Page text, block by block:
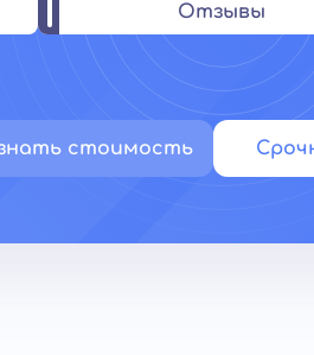
Отзывы
стоимость